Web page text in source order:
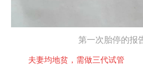
第一次胎停的报
夫妻均地贫，需做三代试管